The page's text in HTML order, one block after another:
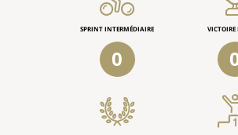
SPRINT INTERMÉDIAIRE
0
VICTOIRE